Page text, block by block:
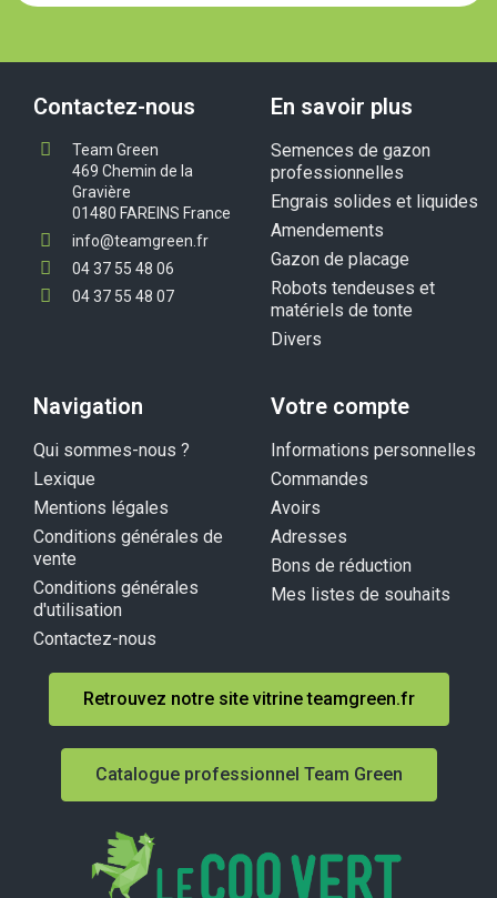
Contactez-nous
Team Green
469 Chemin de la
Gravière
01480 FAREINS France
info@teamgreen.fr
04 37 55 48 06
04 37 55 48 07
En savoir plus
Semences de gazon
professionnelles
Engrais solides et liquides
Amendements
Gazon de placage
Robots tendeuses et
matériels de tonte
Divers
Navigation
Qui sommes-nous ?
Lexique
Mentions légales
Conditions générales de
vente
Conditions générales
d'utilisation
Contactez-nous
Votre compte
Informations personnelles
Commandes
Avoirs
Adresses
Bons de réduction
Mes listes de souhaits
Retrouvez notre site vitrine teamgreen.fr
Catalogue professionnel Team Green